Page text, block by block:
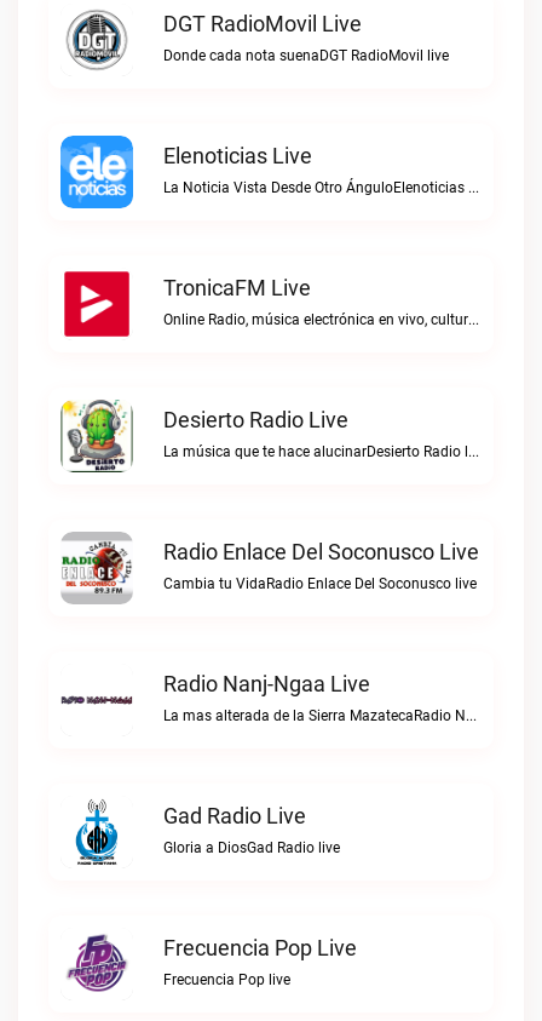
DGT RadioMovil Live
Donde cada nota suenaDGT RadioMovil live
Elenoticias Live
La Noticia Vista Desde Otro ÁnguloElenoticias live
TronicaFM Live
Online Radio, música electrónica en vivo, cultura electrónica, Top 10 semanal, videos, descargasTronicaFM live
Desierto Radio Live
La música que te hace alucinarDesierto Radio live
Radio Enlace Del Soconusco Live
Cambia tu VidaRadio Enlace Del Soconusco live
Radio Nanj-Ngaa Live
La mas alterada de la Sierra MazatecaRadio Nanj-Ngaa live
Gad Radio Live
Gloria a DiosGad Radio live
Frecuencia Pop Live
Frecuencia Pop live